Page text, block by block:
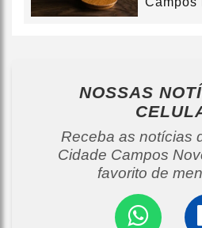
NOSSAS
Receba as notícias
Cidade Campos
favorito de